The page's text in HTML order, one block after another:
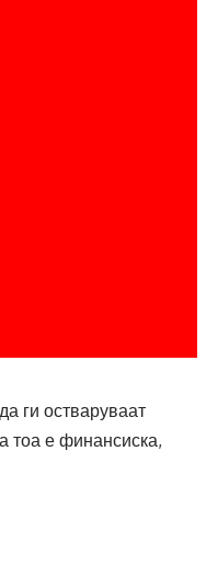
ги остваруваат
тоа е финансиска,